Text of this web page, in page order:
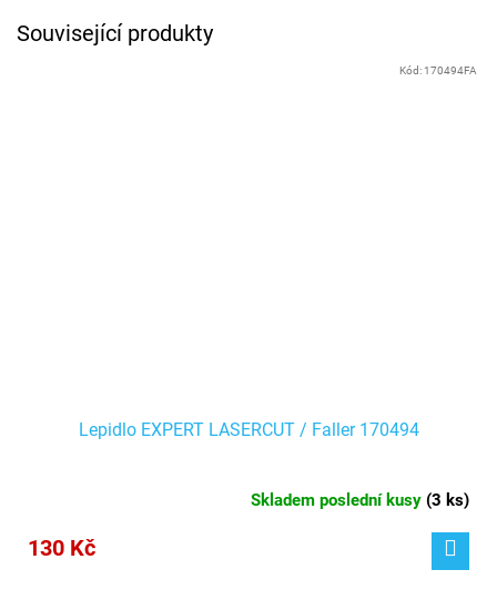
Související produkty
Lepidlo EXPERT LASERCUT / Faller 170494
Skladem poslední kusy (3 ks)
130 Kč
Kód: 170494FA